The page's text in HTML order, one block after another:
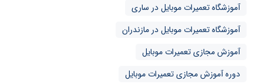
آموزشگاه تعمیرات موبایل در ساری
آموزشگاه تعمیرات موبایل در مازندران
آموزش مجازی تعمیرات موبایل
دوره آموزش مجازی تعمیرات موبایل